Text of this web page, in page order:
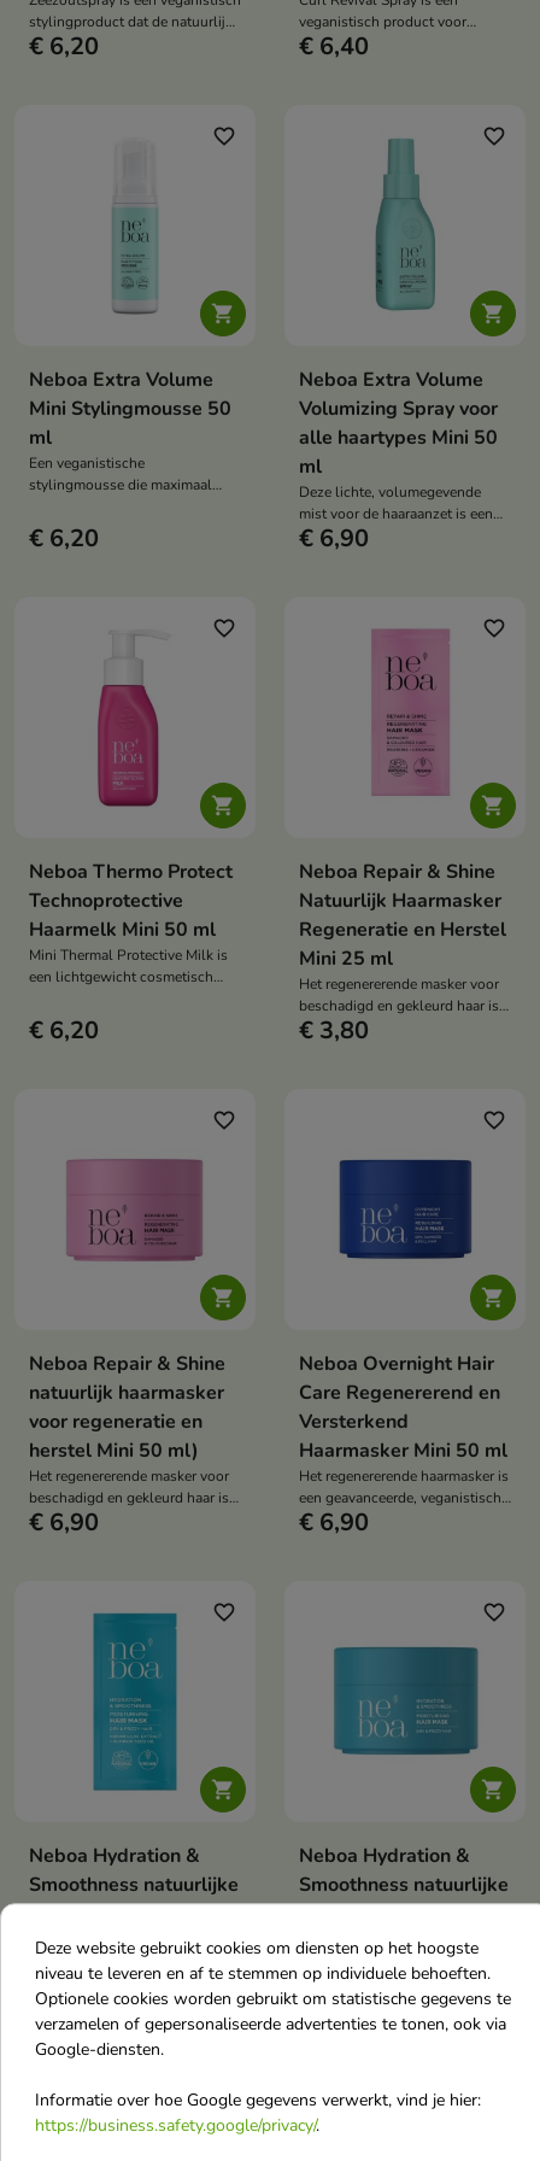
stylingproduct dat de natuurlijke
krul van je haar accentueert en
€ 6,20
veganistisch product voor
krullend en golvend haar dat
€ 6,40

favorite_border
Neboa Extra Volume
Mini Stylingmousse 50
ml
Een veganistische
stylingmousse die maximaal
tot wel 24 uur biedt, terwijl het
je haar voedt dankzij de hoge
€ 6,20

favorite_border
Neboa Extra Volume
Volumizing Spray voor
alle haartypes Mini 50
ml
Deze lichte, volumegevende
mist voor de haaraanzet is een
veganistisch product dat je haar
€ 6,90

favorite_border
Neboa Thermo Protect
Technoprotective
Haarmelk Mini 50 ml
Mini Thermal Protective Milk is
een lichtgewicht cosmetisch
tegen hoge temperaturen tijdens
het stylen. Het is geschikt voor
€ 6,20

favorite_border
Neboa Repair & Shine
Natuurlijk Haarmasker
Regeneratie en Herstel
Mini 25 ml
Het regenererende masker voor
beschadigd en gekleurd haar is
een intensief herstellende,
zijdezacht maakt dankzij de rijke
€ 3,80

favorite_border
Neboa Repair & Shine
natuurlijk haarmasker
voor regeneratie en
herstel Mini 50 ml)
Het regenererende masker voor
beschadigd en gekleurd haar is
een veganistische behandeling
beschermt tegen pluizig haar en
€ 6,90

favorite_border
Neboa Overnight Hair
Care Regenererend en
Versterkend
Haarmasker Mini 50 ml
Het regenererende haarmasker is
een geavanceerde, veganistische
behandeling voor droog en
€ 6,90

favorite_border
Neboa Hydration &
Smoothness natuurlijke
gladmakende
haarmasker Mini 25 ml
Dit intensief hydraterende
haarmasker is een veganistische
behandeling met hyaluronzuur
en neem die het haar diep
pluizigheid vermindert en het
zijdezacht maakt.
€ 3,80

favorite_border
Neboa Hydration &
Smoothness natuurlijke
gladmakende
haarmasker Mini 50 ml
Intensief gladmakend en
regenererend haarmasker met
versterkt de haren, waardoor ze
weer zacht en glanzend worden.
favorite_border
Deze website gebruikt cookies om diensten op het hoogste
niveau te leveren en af te stemmen op individuele behoeften.
Optionele cookies worden gebruikt om statistische gegevens te
verzamelen of gepersonaliseerde advertenties te tonen, ook via
Google-diensten.
Informatie over hoe Google gegevens verwerkt, vind je hier:
https://business.safety.google/privacy/.